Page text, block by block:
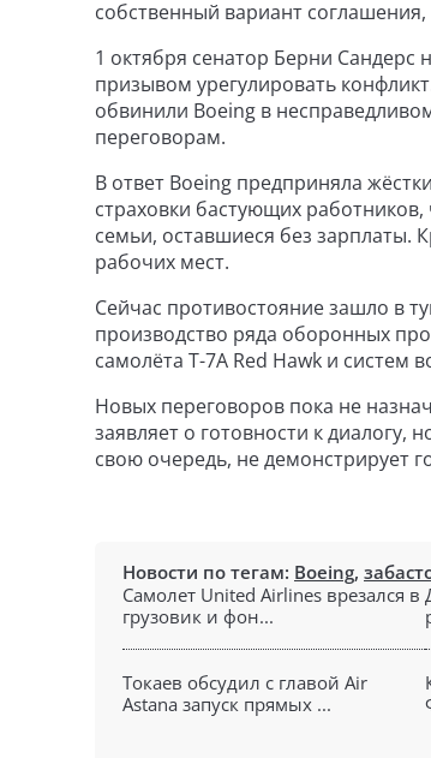
собственный вариант
1 октября сенатор Берни Сандерс
призывом урегулировать
обвинили Boeing в
переговорам.
В ответ Boeing предприняла
страховки бастующих
семьи, оставшиеся без зарплаты.
рабочих мест.
Сейчас противостояние зашло в
производство ряда оборонных
самолёта T-7A Red Hawk и
Новых переговоров пока не
заявляет о готовности к диалогу,
свою очередь, не демонстрирует
Новости по тегам: Boeing,
Самолет United Airlines врезался в
грузовик и фон...
Токаев обсудил с главой Air
Astana запуск прямых ...